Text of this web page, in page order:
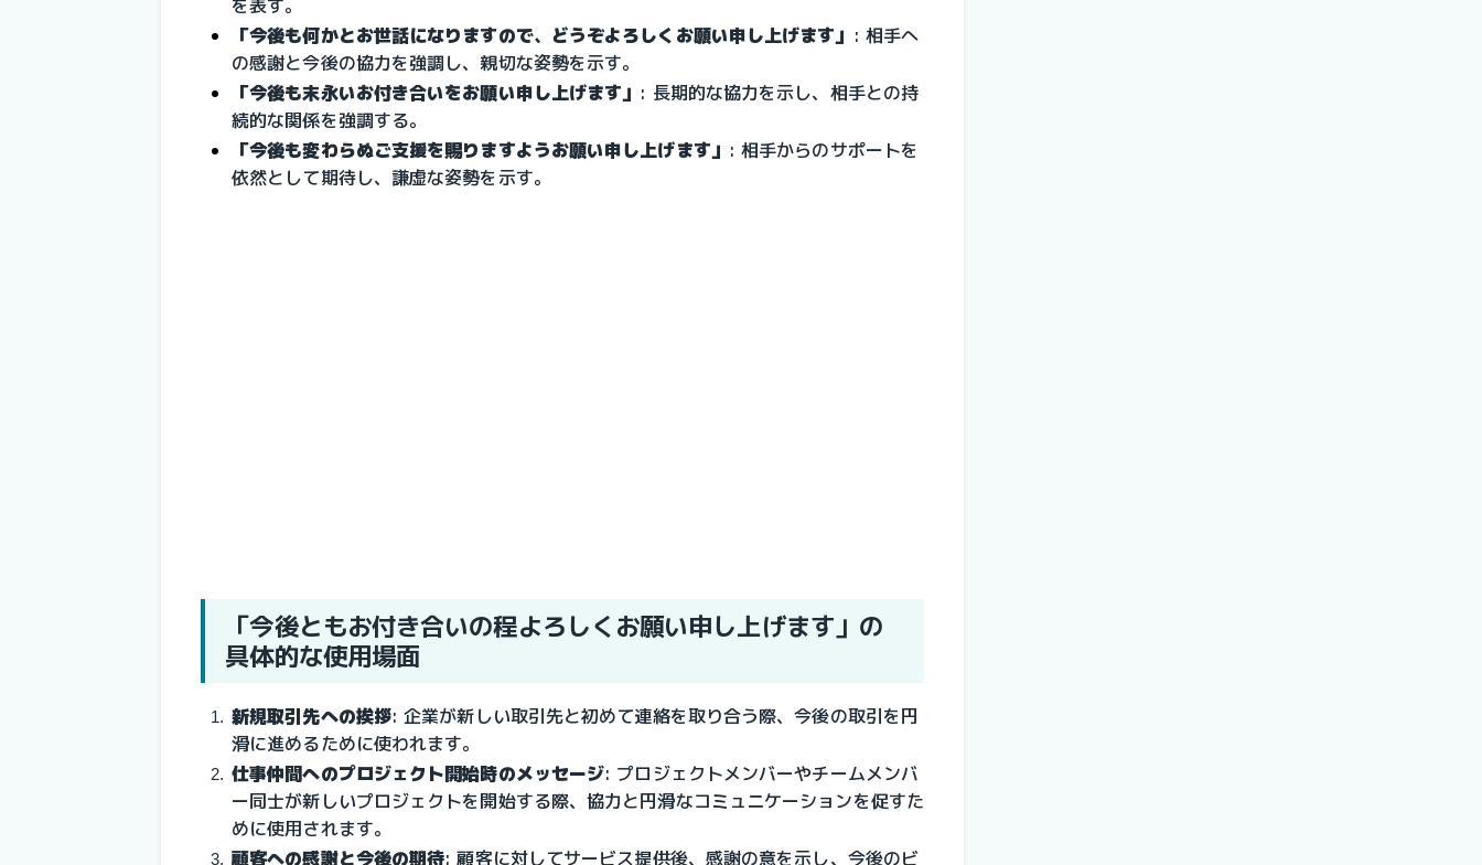
を表す。
「今後も何かとお世話になりますので、どうぞよろしくお願い申し上げます」 : 相手へ
の感謝と今後の協力を強調し、親切な姿勢を示す。
「今後も末永いお付き合いをお願い申し上げます」 : 長期的な協力を示し、相手との持
続的な関係を強調する。
「今後も変わらぬご支援を賜りますようお願い申し上げます」 : 相手からのサポートを
依然として期待し、謙虚な姿勢を示す。
「今後ともお付き合いの程よろしくお願い申し上げます」の
具体的な使用場面
新規取引先への挨拶: 企業が新しい取引先と初めて連絡を取り合う際、今後の取引を円
滑に進めるために使われます。
仕事仲間へのプロジェクト開始時のメッセージ: プロジェクトメンバーやチームメンバ
ー同士が新しいプロジェクトを開始する際、協力と円滑なコミュニケーションを促すた
めに使用されます。
顧客への感謝と今後の期待: 顧客に対してサービス提供後、感謝の意を示し、今後のビ